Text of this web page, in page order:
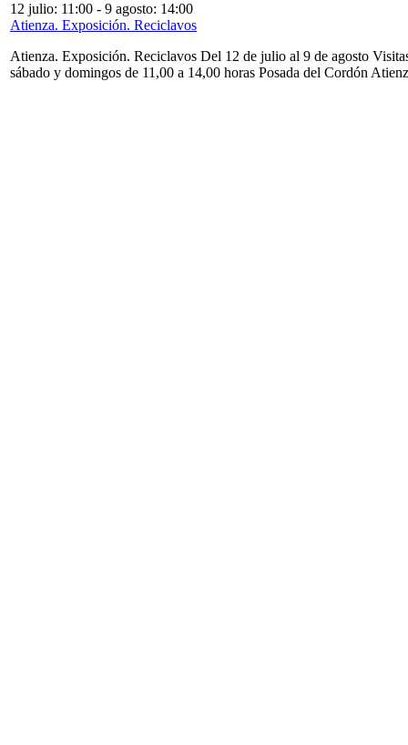
12 julio: 11:00 - 9 agosto: 14:00
Atienza. Exposición. Reciclavos
Atienza. Exposición. Reciclavos Del 12 de julio al 9 de agosto
sábado y domingos de 11,00 a 14,00 horas Posada del Cordón